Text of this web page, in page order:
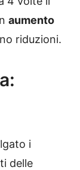
aumento
riduzioni.
i
delle